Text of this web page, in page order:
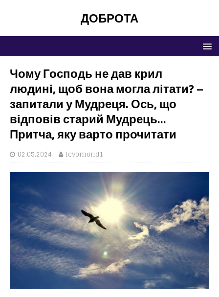
ДОБРОТА
Чому Господь не дав крил
людині, щоб вона могла літати? –
запитали у Мудреця. Ось, що
відповів старий Мудрець…
Притча, яку варто прочитати
02.05.2024 fcvomond1